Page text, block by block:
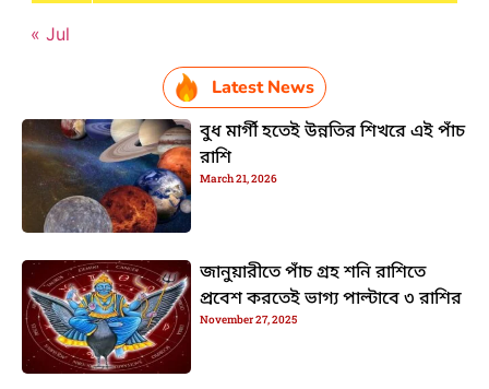
« Jul
Latest News
বুধ মার্গী হতেই উন্নতির শিখরে এই পাঁচ
রাশি
March 21, 2026
জানুয়ারীতে পাঁচ গ্রহ শনি রাশিতে
প্রবেশ করতেই ভাগ্য পাল্টাবে ৩ রাশির
November 27, 2025